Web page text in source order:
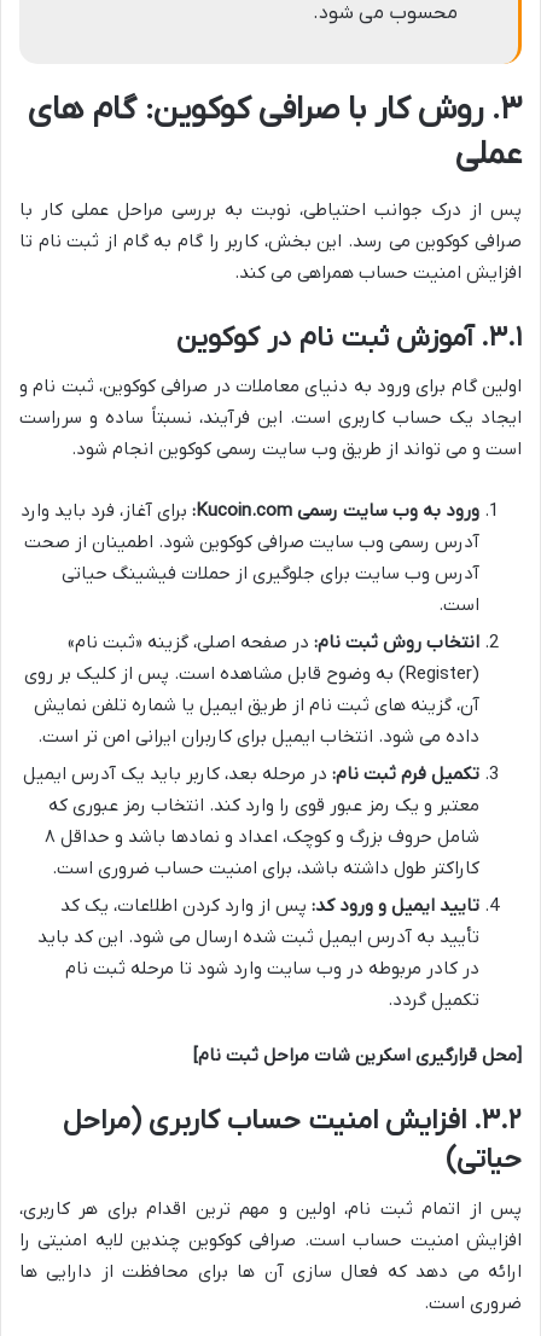
محسوب می شود.
۳. روش کار با صرافی کوکوین: گام های
عملی
پس از درک جوانب احتیاطی، نوبت به بررسی مراحل عملی کار با
صرافی کوکوین می رسد. این بخش، کاربر را گام به گام از ثبت نام تا
افزایش امنیت حساب همراهی می کند.
۳.۱. آموزش ثبت نام در کوکوین
اولین گام برای ورود به دنیای معاملات در صرافی کوکوین، ثبت نام و
ایجاد یک حساب کاربری است. این فرآیند، نسبتاً ساده و سرراست
است و می تواند از طریق وب سایت رسمی کوکوین انجام شود.
ورود به وب سایت رسمی Kucoin.com:
برای آغاز، فرد باید وارد
آدرس رسمی وب سایت صرافی کوکوین شود. اطمینان از صحت
آدرس وب سایت برای جلوگیری از حملات فیشینگ حیاتی
است.
انتخاب روش ثبت نام: در صفحه اصلی، گزینه «ثبت نام»
(Register) به وضوح قابل مشاهده است. پس از کلیک بر روی
آن، گزینه های ثبت نام از طریق ایمیل یا شماره تلفن نمایش
داده می شود. انتخاب ایمیل برای کاربران ایرانی امن تر است.
تکمیل فرم ثبت نام: در مرحله بعد، کاربر باید یک آدرس ایمیل
معتبر و یک رمز عبور قوی را وارد کند. انتخاب رمز عبوری که
شامل حروف بزرگ و کوچک، اعداد و نمادها باشد و حداقل ۸
کاراکتر طول داشته باشد، برای امنیت حساب ضروری است.
تایید ایمیل و ورود کد: پس از وارد کردن اطلاعات، یک کد
تأیید به آدرس ایمیل ثبت شده ارسال می شود. این کد باید
در کادر مربوطه در وب سایت وارد شود تا مرحله ثبت نام
تکمیل گردد.
[محل قرارگیری اسکرین شات مراحل ثبت نام]
۳.۲. افزایش امنیت حساب کاربری (مراحل
حیاتی)
پس از اتمام ثبت نام، اولین و مهم ترین اقدام برای هر کاربری،
افزایش امنیت حساب است. صرافی کوکوین چندین لایه امنیتی را
ارائه می دهد که فعال سازی آن ها برای محافظت از دارایی ها
ضروری است.